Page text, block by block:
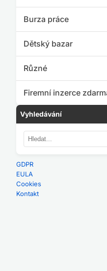
Burza práce
Dětský bazar
Různé
Firemní inzerce
Vyhledávání
GDPR
EULA
Cookies
Kontakt